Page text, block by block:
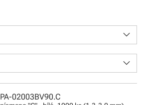
keyboard_arrow_down
keyboard_arrow_down
PA-02003BV90.C